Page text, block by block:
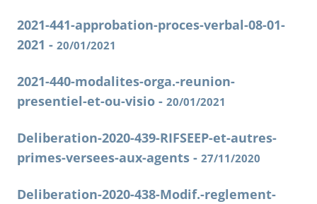
2021-441-approbation-proces-verbal-08-01-
2021 - 20/01/2021
2021-440-modalites-orga.-reunion-
presentiel-et-ou-visio - 20/01/2021
Deliberation-2020-439-RIFSEEP-et-autres-
primes-versees-aux-agents - 27/11/2020
Deliberation-2020-438-Modif.-reglement-